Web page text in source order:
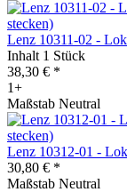
Lenz 10311-02 -
Inhalt 1 Stück
38,30 € *
1+
Maßstab Neutral
Lenz 10312-01 -
30,80 € *
Maßstab Neutral